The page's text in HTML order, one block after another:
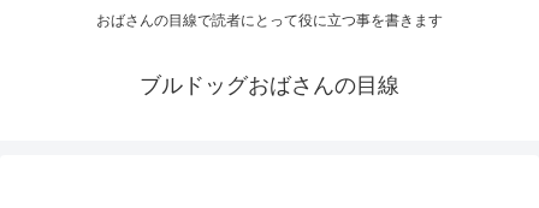
おばさんの目線で読者にとって役に立つ事を書きます
ブルドッグおばさんの目線